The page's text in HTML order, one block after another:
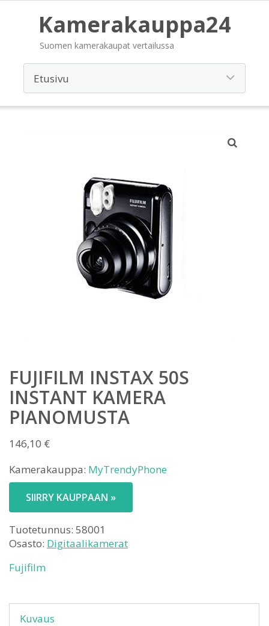
Kamerakauppa24
Suomen kamerakaupat vertailussa
FUJIFILM INSTAX 50S
INSTANT KAMERA
PIANOMUSTA
146,10 €
Kamerakauppa: MyTrendyPhone
SIIRRY KAUPPAAN »
Tuotetunnus: 58001
Osasto: Digitaalikamerat
Fujifilm
Kuvaus